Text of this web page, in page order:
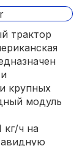
трактор
крупных
модуль
кг/ч на